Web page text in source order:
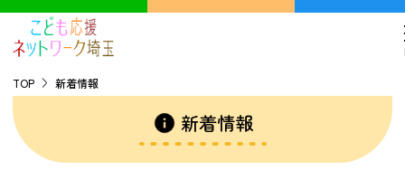
TOP 新着情報
新着情報